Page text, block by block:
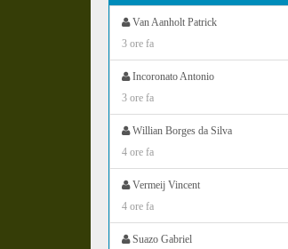
Van Aanholt Patrick
3 ore fa
Incoronato Antonio
3 ore fa
Willian Borges da Silva
4 ore fa
Vermeij Vincent
4 ore fa
Suazo Gabriel